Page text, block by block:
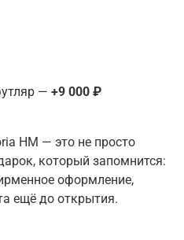
— +9 000 ₽
HM — это не просто
который запомнится:
оформление,
ещё до открытия.